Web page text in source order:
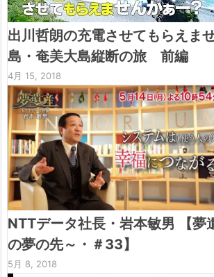
出川哲朗の充電させてもらえま
島・奄美大島縦断の旅 前編
4月 15, 2018
NTTデータ社長・岩本敏男 【夢
の夢の先～・＃33】
5月 8, 2018